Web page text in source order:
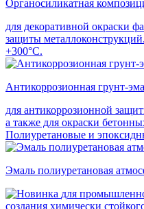
Органосиликатная
для декоративной окраски
защиты
+300°С.
Антикоррозионная грунт-
для антикоррозионной
а также для окраски
Полиуретановые и
Эмаль полиуретановая
для
создания химически